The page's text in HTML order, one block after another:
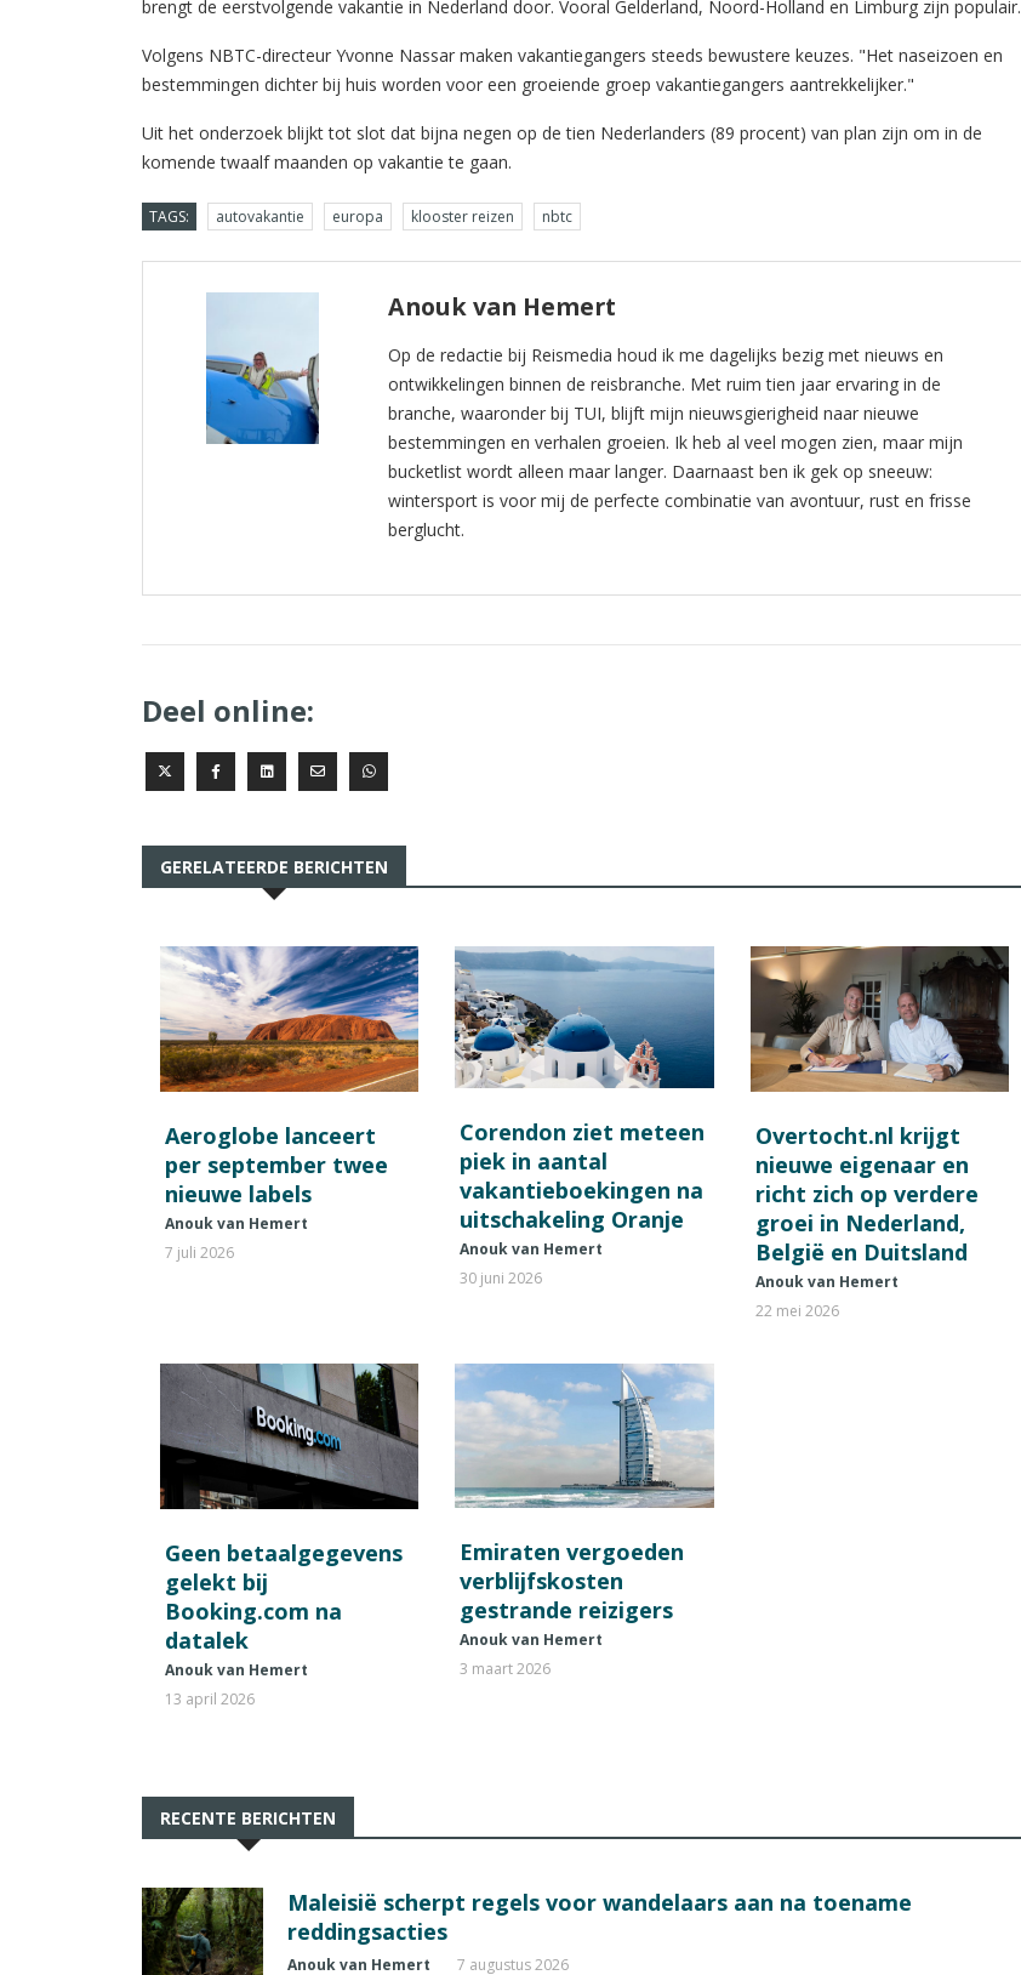
brengt de eerstvolgende vakantie in Nederland door. Vooral Gelderland, Noord-Holland en Limburg zijn populair.
Volgens NBTC-directeur Yvonne Nassar maken vakantiegangers steeds bewustere keuzes. "Het naseizoen en
bestemmingen dichter bij huis worden voor een groeiende groep vakantiegangers aantrekkelijker."
Uit het onderzoek blijkt tot slot dat bijna negen op de tien Nederlanders (89 procent) van plan zijn om in de
komende twaalf maanden op vakantie te gaan.
TAGS: autovakantie europa klooster reizen nbtc
Anouk van Hemert
Op de redactie bij Reismedia houd ik me dagelijks bezig met nieuws en
ontwikkelingen binnen de reisbranche. Met ruim tien jaar ervaring in de
branche, waaronder bij TUI, blijft mijn nieuwsgierigheid naar nieuwe
bestemmingen en verhalen groeien. Ik heb al veel mogen zien, maar mijn
bucketlist wordt alleen maar langer. Daarnaast ben ik gek op sneeuw:
wintersport is voor mij de perfecte combinatie van avontuur, rust en frisse
berglucht.
Deel online:
GERELATEERDE BERICHTEN
Aeroglobe lanceert
per september twee
nieuwe labels
Anouk van Hemert
7 juli 2026
Corendon ziet meteen
piek in aantal
vakantieboekingen na
uitschakeling Oranje
Anouk van Hemert
30 juni 2026
Overtocht.nl krijgt
nieuwe eigenaar en
richt zich op verdere
groei in Nederland,
België en Duitsland
Anouk van Hemert
22 mei 2026
Geen betaalgegevens
gelekt bij
Booking.com na
datalek
Anouk van Hemert
13 april 2026
Emiraten vergoeden
verblijfskosten
gestrande reizigers
Anouk van Hemert
3 maart 2026
RECENTE BERICHTEN
Maleisië scherpt regels voor wandelaars aan na toename
reddingsacties
Anouk van Hemert 7 augustus 2026